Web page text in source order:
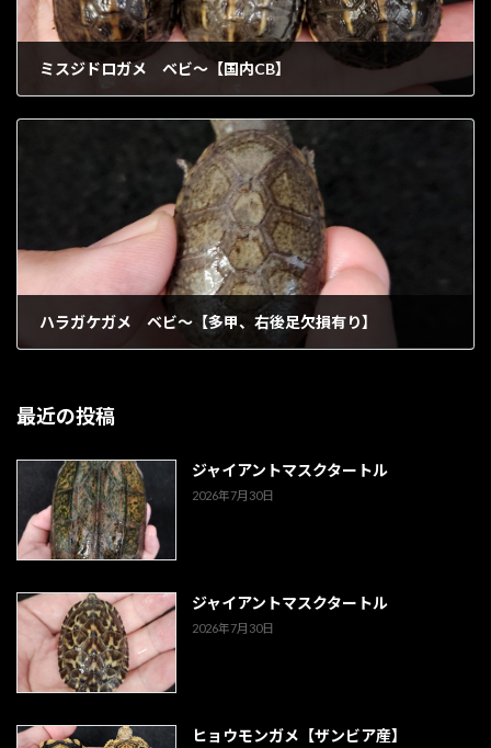
ミスジドロガメ ベビ～【国内CB】
ハラガケガメ ベビ～【多甲、右後足欠損有り】
最近の投稿
ジャイアントマスクタートル
2026年7月30日
ジャイアントマスクタートル
2026年7月30日
ヒョウモンガメ【ザンビア産】